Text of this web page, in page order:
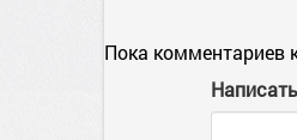
Пока комментариев